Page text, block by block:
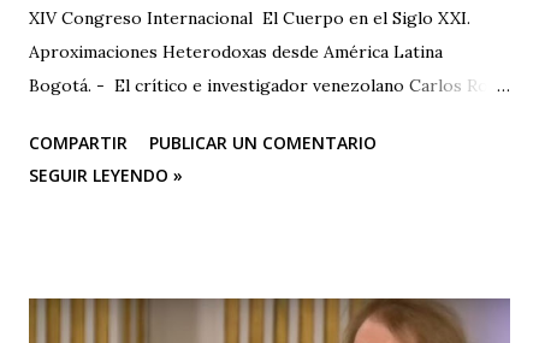
XIV Congreso Internacional El Cuerpo en el Siglo XXI.
Aproximaciones Heterodoxas desde América Latina
Bogotá. - El crítico e investigador venezolano Carlos Rojas
Experimental de las Artes (UNEARTE), de Venezuela, en la
nueva edición del XIV Congreso Internacional El Cuerpo en
Francisco José de Caldas (Bogotá, Colombia). El congreso
COMPARTIR
PUBLICAR UN COMENTARIO
SEGUIR LEYENDO »